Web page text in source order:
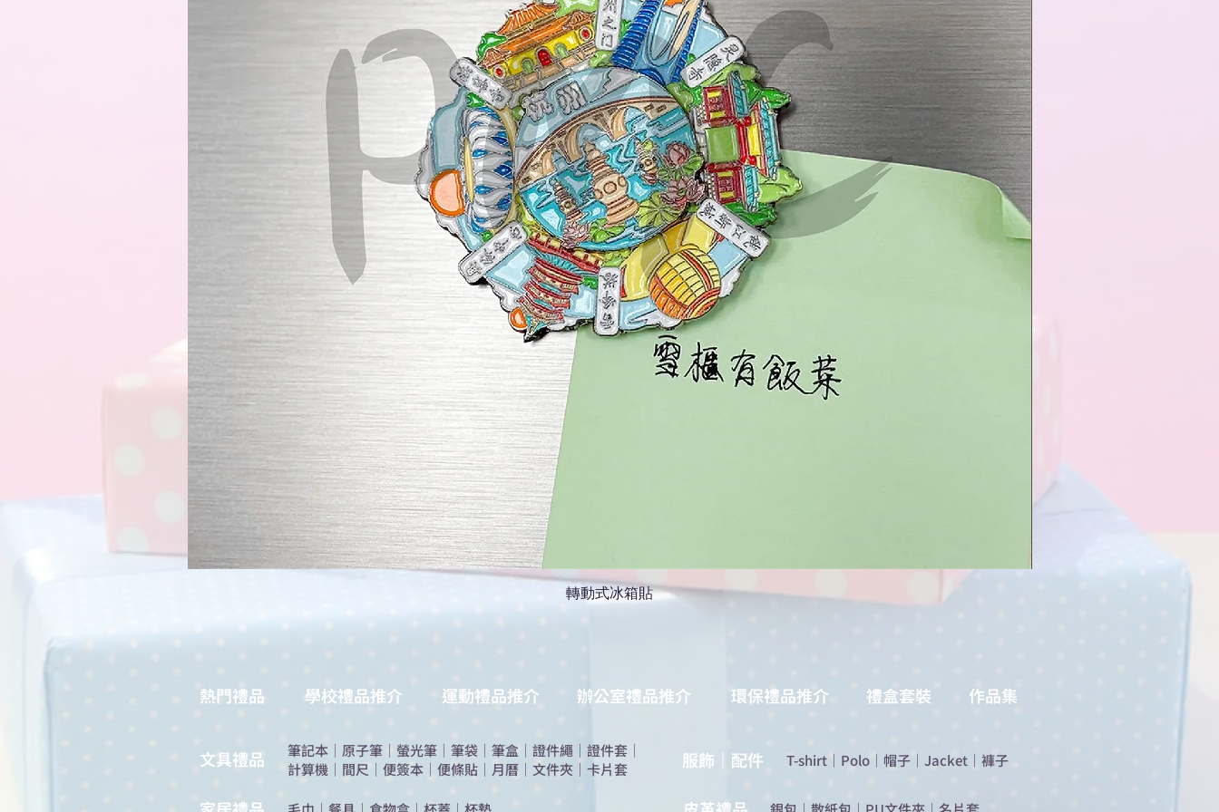
轉動式冰箱貼
熱門禮品 學校禮品推介 運動禮品推介 辦公室禮品推介 環保禮品推介 禮盒套裝 作品集
​文具禮品 筆記本 ｜ 原子筆 ｜ 螢光筆 ｜ 筆袋 ｜ 筆盒 ｜ 證件繩 ｜ 證件套 ｜
計算機 ｜ 間尺 ｜ 便簽本 ｜ 便條貼 ｜ 月曆 ｜ 文件夾 ｜ 卡片套 服飾｜配件 T-shirt ｜ Polo ｜ 帽子 ｜ Jacket ｜ 褲子